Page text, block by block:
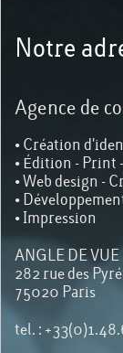
Notre
Agence de
• Création
• Édition - Print
• Web design -
•
• Impression
ANGLE DE VUE
282 rue des
75020 Paris
tel. :